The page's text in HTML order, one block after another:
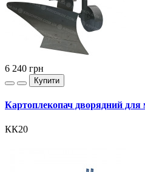
6 240 грн
Купити
Картоплекопач дворядний для
КК20